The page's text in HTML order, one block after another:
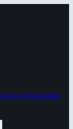
de la Humanidad